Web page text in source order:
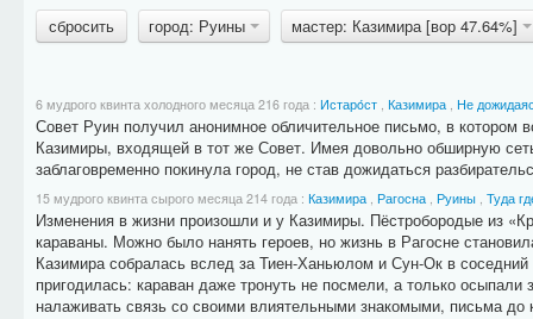
сбросить
город: Руины мастер: Казимира [вор 47.64%]
6 мудрого квинта холодного месяца 216 года : Истарóст, Казимира, Не
Совет Руин получил анонимное обличительное письмо, в котором
Казимиры, входящей в тот же Совет. Имея довольно обширную
заблаговременно покинула город, не став дожидаться
15 мудрого квинта сырого месяца 214 года : Казимира, Рагосна, Руины, Туда
Изменения в жизни произошли и у Казимиры. Пёстробородые из
караваны. Можно было нанять героев, но жизнь в Рагосне
Казимира собралась вслед за Тиен-Ханьюлом и Сун-Ок в соседний
пригодилась: караван даже тронуть не посмели, а только
налаживать связь со своими влиятельными знакомыми, письма